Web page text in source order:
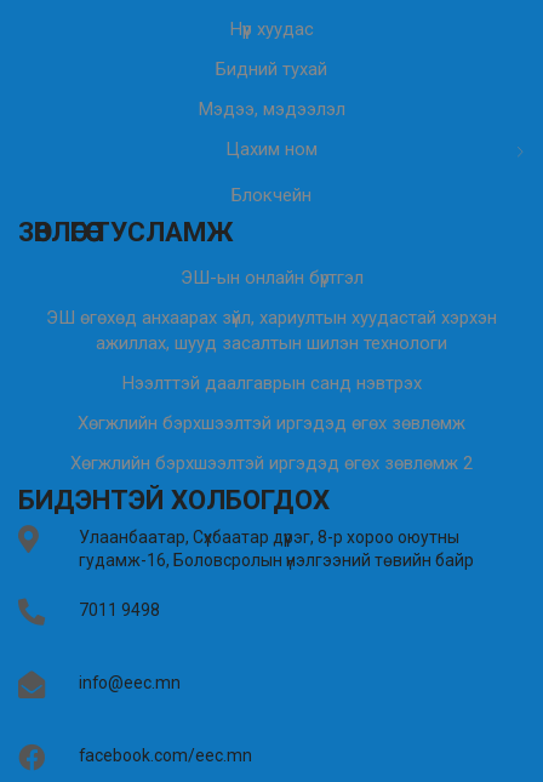
Нүүр хуудас
Бидний тухай
Мэдээ, мэдээлэл
Цахим ном
Блокчейн
ЗӨВЛӨГӨӨ ТУСЛАМЖ
ЭШ-ын онлайн бүртгэл
ЭШ өгөхөд анхаарах зүйл, хариултын хуудастай хэрхэн
ажиллах, шууд засалтын шилэн технологи
Нээлттэй даалгаврын санд нэвтрэх
Хөгжлийн бэрхшээлтэй иргэдэд өгөх зөвлөмж
Хөгжлийн бэрхшээлтэй иргэдэд өгөх зөвлөмж 2
БИДЭНТЭЙ ХОЛБОГДОХ
Улаанбаатар, Сүхбаатар дүүрэг, 8-р хороо оюутны
гудамж-16, Боловсролын үнэлгээний төвийн байр
7011 9498
info@eec.mn
facebook.com/eec.mn